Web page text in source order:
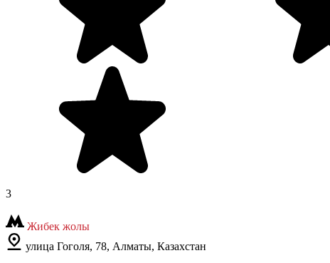
3
Жибек жолы
улица Гоголя, 78, Алматы, Казахстан